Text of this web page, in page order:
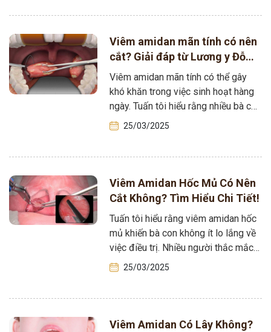
Viêm amidan mãn tính có nên
cắt? Giải đáp từ Lương y Đỗ
Minh Tuấn
Viêm amidan mãn tính có thể gây
khó khăn trong việc sinh hoạt hàng
ngày. Tuấn tôi hiểu rằng nhiều bà con
đang thắc mắc…
25/03/2025
Viêm Amidan Hốc Mủ Có Nên
Cắt Không? Tìm Hiểu Chi Tiết!
Tuấn tôi hiểu rằng viêm amidan hốc
mủ khiến bà con không ít lo lắng về
việc điều trị. Nhiều người thắc mắc
liệu có…
25/03/2025
Viêm Amidan Có Lây Không?